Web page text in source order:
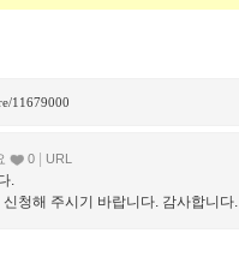
11679000
0 URL
.
청해 주시기 바랍니다. 감사합니다.